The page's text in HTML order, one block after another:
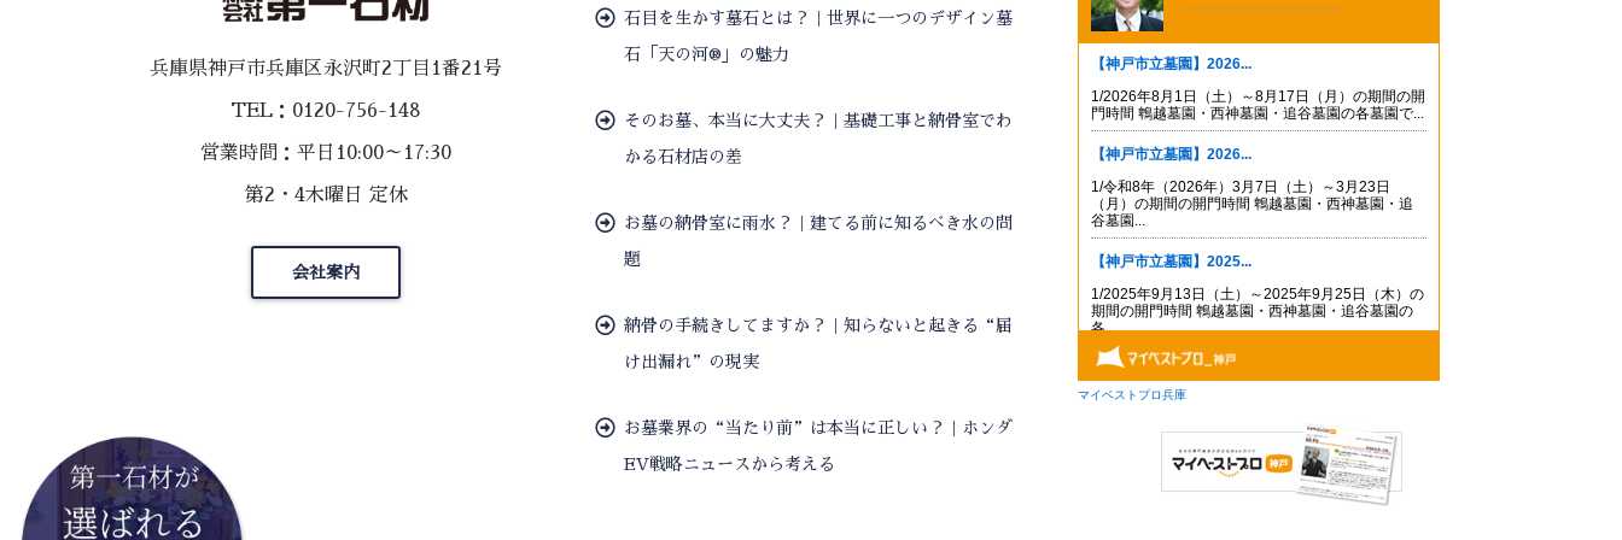
兵庫県神戸市兵庫区永沢町2丁目1番21号
TEL：0120-756-148
営業時間：平日10:00～17:30
第2・4木曜日 定休
会社案内
石目を生かす墓石とは？｜世界に一つのデザイン墓
石「天の河®」の魅力
そのお墓、本当に大丈夫？｜基礎工事と納骨室でわ
かる石材店の差
お墓の納骨室に雨水？｜建てる前に知るべき水の問
題
納骨の手続きしてますか？｜知らないと起きる“届
け出漏れ”の現実
お墓業界の“当たり前”は本当に正しい？｜ホンダ
EV戦略ニュースから考える